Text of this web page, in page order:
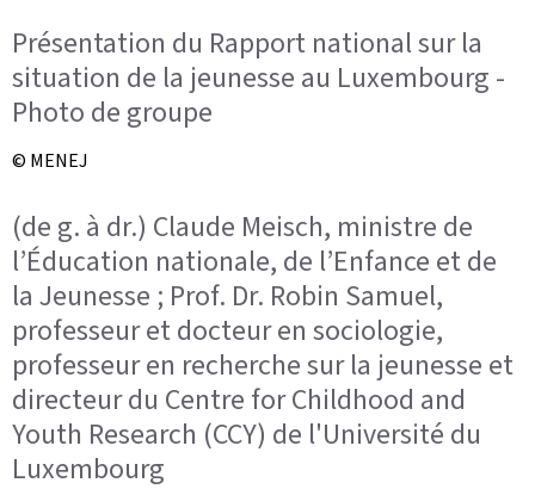
Présentation du Rapport national sur la
situation de la jeunesse au Luxembourg -
Photo de groupe
© MENEJ
(de g. à dr.) Claude Meisch, ministre de
l’Éducation nationale, de l’Enfance et de
la Jeunesse ; Prof. Dr. Robin Samuel,
professeur et docteur en sociologie,
professeur en recherche sur la jeunesse et
directeur du Centre for Childhood and
Youth Research (CCY) de l'Université du
Luxembourg